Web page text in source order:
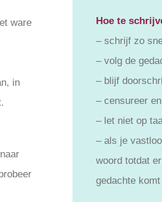
ware
in
Hoe te
– schrijf zo
– volg de
– blijf
– censureer
– let niet op
– als je
woord totdat
gedachte komt